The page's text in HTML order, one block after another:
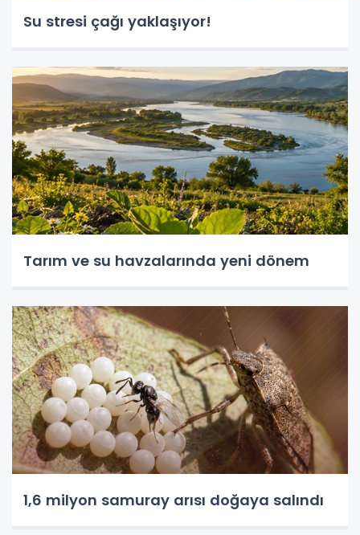
Su stresi çağı yaklaşıyor!
Tarım ve su havzalarında yeni dönem
1,6 milyon samuray arısı doğaya salındı